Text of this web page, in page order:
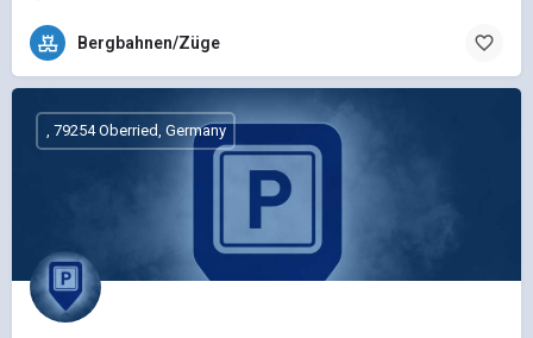
Bergbahnen/Züge
, 79254 Oberried, Germany